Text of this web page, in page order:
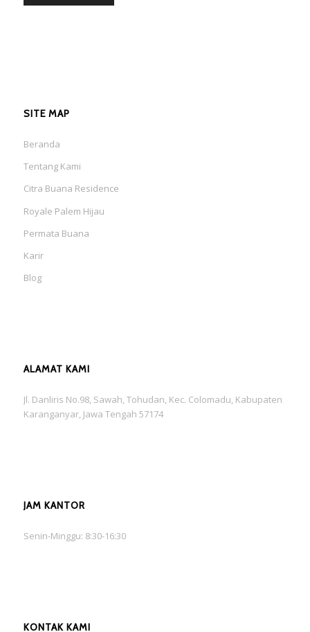
SITE MAP
Beranda
Tentang Kami
Citra Buana Residence
Royale Palem Hijau
Permata Buana
Karir
Blog
ALAMAT KAMI
Jl. Danliris No.98, Sawah, Tohudan, Kec. Colomadu, Kabupaten
Karanganyar, Jawa Tengah 57174
JAM KANTOR
Senin-Minggu: 8:30-16:30
KONTAK KAMI